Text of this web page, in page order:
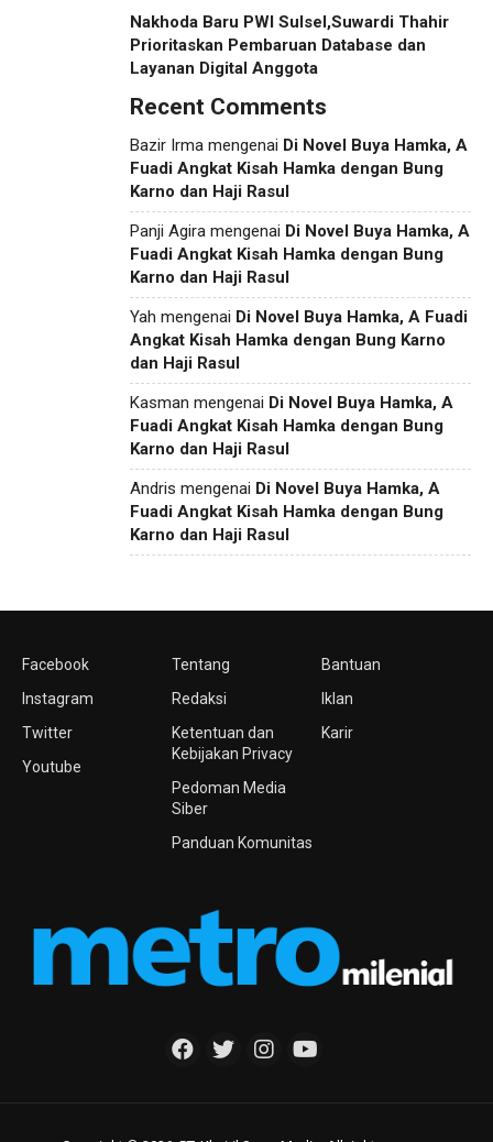
Nakhoda Baru PWI Sulsel,Suwardi Thahir
Prioritaskan Pembaruan Database dan
Layanan Digital Anggota
Recent Comments
Bazir Irma mengenai Di Novel Buya Hamka, A
Fuadi Angkat Kisah Hamka dengan Bung
Karno dan Haji Rasul
Panji Agira mengenai Di Novel Buya Hamka, A
Fuadi Angkat Kisah Hamka dengan Bung
Karno dan Haji Rasul
Yah mengenai Di Novel Buya Hamka, A Fuadi
Angkat Kisah Hamka dengan Bung Karno
dan Haji Rasul
Kasman mengenai Di Novel Buya Hamka, A
Fuadi Angkat Kisah Hamka dengan Bung
Karno dan Haji Rasul
Andris mengenai Di Novel Buya Hamka, A
Fuadi Angkat Kisah Hamka dengan Bung
Karno dan Haji Rasul
Facebook
Instagram
Twitter
Youtube
Tentang
Redaksi
Ketentuan dan
Kebijakan Privacy
Pedoman Media
Siber
Panduan Komunitas
Bantuan
Iklan
Karir